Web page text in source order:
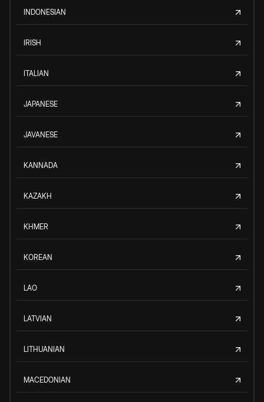
INDONESIAN
IRISH
ITALIAN
JAPANESE
JAVANESE
KANNADA
KAZAKH
KHMER
KOREAN
LAO
LATVIAN
LITHUANIAN
MACEDONIAN